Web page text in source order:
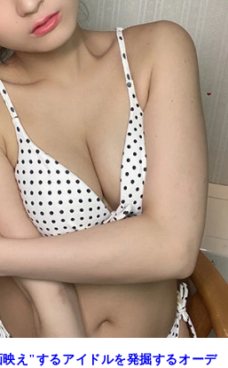
え"するアイドルを発掘するオーデ